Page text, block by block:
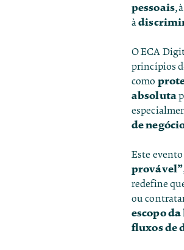
pessoais,
à
O ECA
princípios
como
absoluta
de
Este
provável”
redefine
ou
escopoda
fluxos de